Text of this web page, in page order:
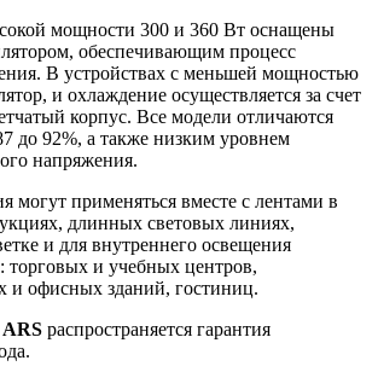
мощности 300 и 360 Вт оснащены
обеспечивающим процесс
В устройствах с меньшей мощностью
и охлаждение осуществляется за счет
корпус. Все модели отличаются
до 92%, а также низким уровнем
напряжения.
могут применяться вместе с лентами в
длинных световых линиях,
и для внутреннего освещения
торговых и учебных центров,
и офисных зданий, гостиниц.
ARS распространяется гарантия